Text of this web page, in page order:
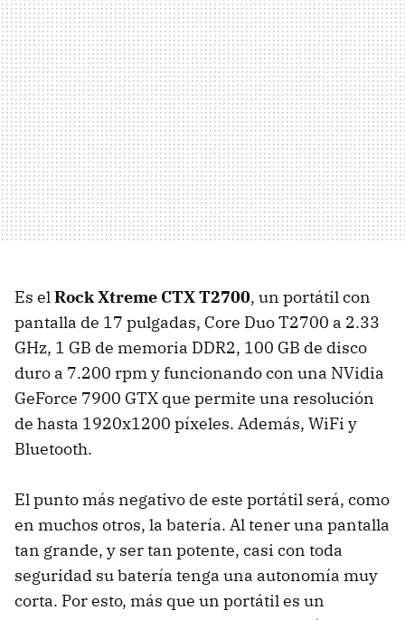
Es elRock Xtreme CTX T2700, un portátil con
pantalla de 17 pulgadas, Core Duo T2700 a 2.33
GHz, 1 GB de memoria DDR2, 100 GB de disco
duro a 7.200 rpm y funcionando con una NVidia
GeForce 7900 GTX que permite una resolución
de hasta 1920x1200 píxeles. Además, WiFi y
Bluetooth.
El punto más negativo de este portátil será, como
en muchos otros, la batería. Al tener una pantalla
tan grande, y ser tan potente, casi con toda
seguridad su batería tenga una autonomía muy
corta. Por esto, más que un portátil es un